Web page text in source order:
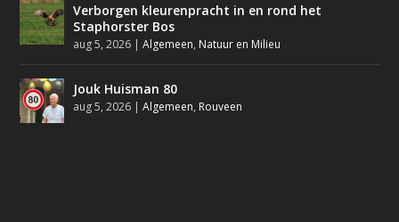
Verborgen kleurenpracht in en rond het
Staphorster Bos
aug 5, 2026 |Algemeen, Natuur en Milieu
Jouk Huisman 80
aug 5, 2026 |Algemeen, Rouveen